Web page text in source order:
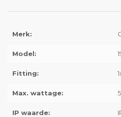
Merk:
Model:
Fitting:
Max. wattage:
IP waarde: